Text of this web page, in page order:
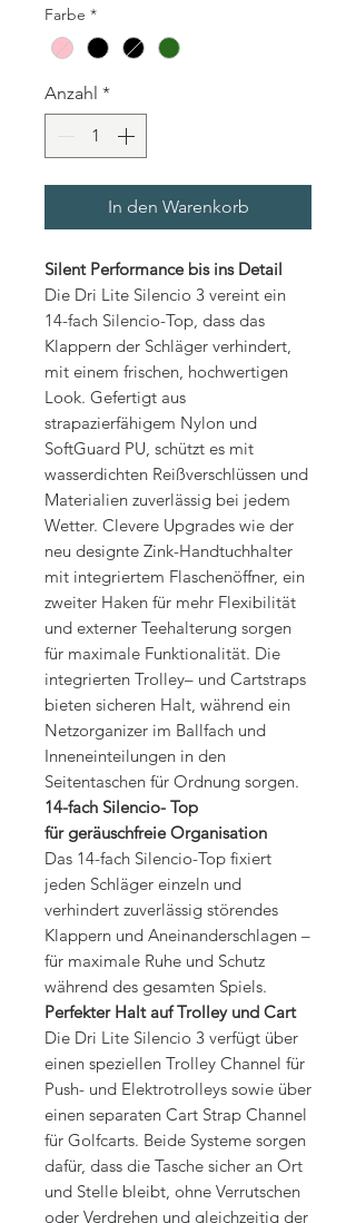
Farbe *
Anzahl *
In den Warenkorb
Silent Performance bis ins Detail
Die Dri Lite Silencio 3 vereint ein
14-fach Silencio-Top, dass das
Klappern der Schläger verhindert,
mit einem frischen, hochwertigen
Look. Gefertigt aus
strapazierfähigem Nylon und
SoftGuard PU, schützt es mit
wasserdichten Reißverschlüssen und
Materialien zuverlässig bei jedem
Wetter. Clevere Upgrades wie der
neu designte Zink-Handtuchhalter
mit integriertem Flaschenöffner, ein
zweiter Haken für mehr Flexibilität
und externer Teehalterung sorgen
für maximale Funktionalität. Die
integrierten Trolley– und Cartstraps
bieten sicheren Halt, während ein
Netzorganizer im Ballfach und
Inneneinteilungen in den
Seitentaschen für Ordnung sorgen.
14-fach Silencio- Top
für geräuschfreie Organisation
Das 14-fach Silencio-Top fixiert
jeden Schläger einzeln und
verhindert zuverlässig störendes
Klappern und Aneinanderschlagen –
für maximale Ruhe und Schutz
während des gesamten Spiels.
Perfekter Halt auf Trolley und Cart
Die Dri Lite Silencio 3 verfügt über
einen speziellen Trolley Channel für
Push- und Elektrotrolleys sowie über
einen separaten Cart Strap Channel
für Golfcarts. Beide Systeme sorgen
dafür, dass die Tasche sicher an Ort
und Stelle bleibt, ohne Verrutschen
oder Verdrehen und gleichzeitig der